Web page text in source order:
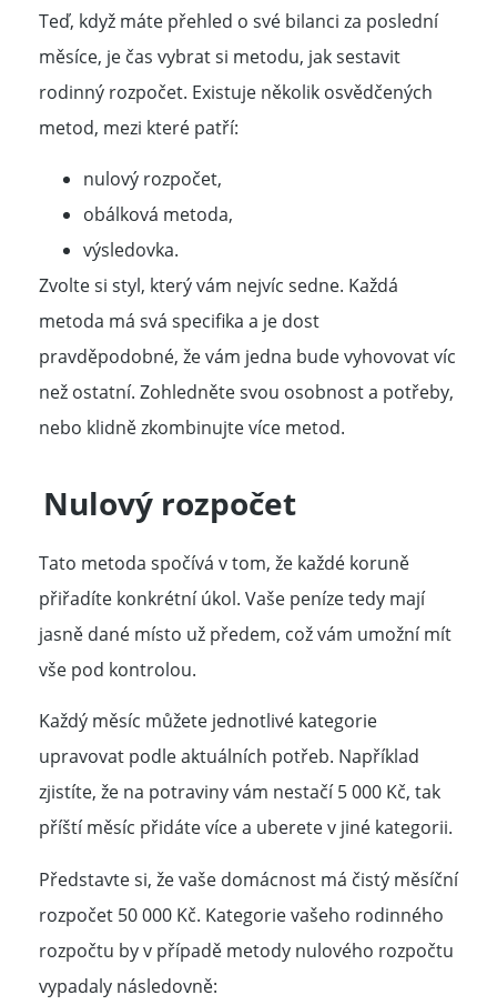
Teď, když máte přehled o své bilanci za poslední
měsíce, je čas vybrat si metodu, jak sestavit
rodinný rozpočet. Existuje několik osvědčených
metod, mezi které patří:
nulový rozpočet,
obálková metoda,
výsledovka.
Zvolte si styl, který vám nejvíc sedne. Každá
metoda má svá specifika a je dost
pravděpodobné, že vám jedna bude vyhovovat víc
než ostatní. Zohledněte svou osobnost a potřeby,
nebo klidně zkombinujte více metod.
Nulový rozpočet
Tato metoda spočívá v tom, že každé koruně
přiřadíte konkrétní úkol. Vaše peníze tedy mají
jasně dané místo už předem, což vám umožní mít
vše pod kontrolou.
Každý měsíc můžete jednotlivé kategorie
upravovat podle aktuálních potřeb. Například
zjistíte, že na potraviny vám nestačí 5 000 Kč, tak
příští měsíc přidáte více a uberete v jiné kategorii.
Představte si, že vaše domácnost má čistý měsíční
rozpočet 50 000 Kč. Kategorie vašeho rodinného
rozpočtu by v případě metody nulového rozpočtu
vypadaly následovně: